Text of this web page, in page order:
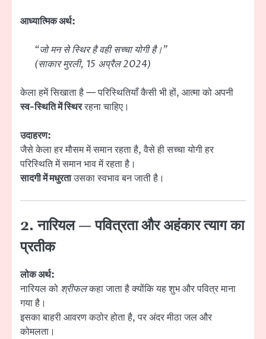
आध्यात्मिक अर्थ:
“जो मन से स्थिर है वही सच्चा योगी है।”
(साकार मुरली, 15 अप्रैल 2024)
केला हमें सिखाता है — परिस्थितियाँ कैसी भी हों, आत्मा को अपनी
स्व-स्थिति में स्थिररहना चाहिए।
उदाहरण:
जैसे केला हर मौसम में समान रहता है, वैसे ही सच्चा योगी हर
परिस्थिति में समान भाव में रहता है।
सादगी में मधुरताउसका स्वभाव बन जाती है।
2. नारियल — पवित्रता और अहंकार त्याग का
प्रतीक
लोक अर्थ:
नारियल को श्रीफलकहा जाता है क्योंकि यह शुभ और पवित्र माना
गया है।
इसका बाहरी आवरण कठोर होता है, पर अंदर मीठा जल और
कोमलता।